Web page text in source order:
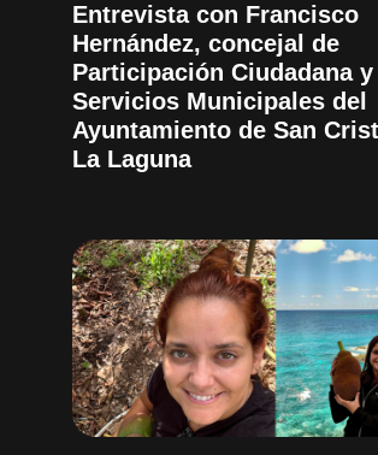
Entrevista con Francisco
Hernández, concejal de
Participación Ciudadana y
Servicios Municipales del
Ayuntamiento de San
La Laguna